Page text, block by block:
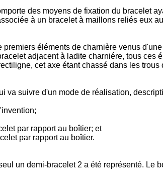
des moyens de fixation du bracelet
à un bracelet à maillons reliés eux
éléments de charnière venus
adjacent à ladite charniére, tous ces
cet axe étant chassé dans les trous
va suivre d'un mode de réalisation,
par rapport au boîtier; et
par rapport au boîtier.
un demi-bracelet 2 a été représenté. Le